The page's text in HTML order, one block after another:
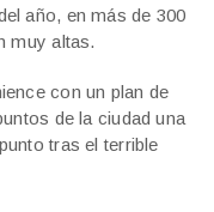
año, en más de 300
muy altas.
con un plan de
de la ciudad una
tras el terrible